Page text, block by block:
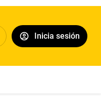
Inicia sesión